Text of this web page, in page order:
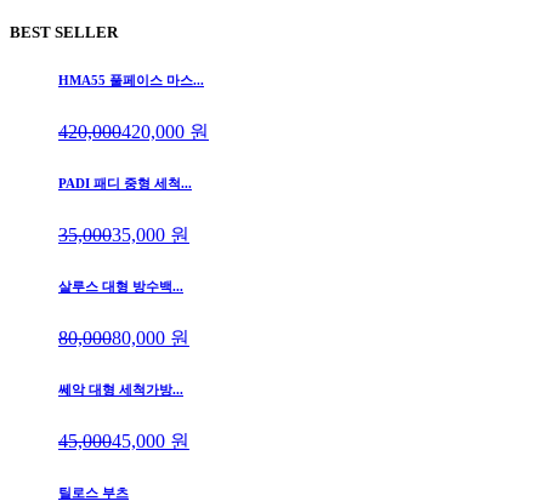
BEST SELLER
HMA55 풀페이스 마스...
420,000420,000 원
PADI 패디 중형 세척...
35,00035,000 원
살루스 대형 방수백...
80,00080,000 원
쎄악 대형 세척가방...
45,00045,000 원
틸로스 부츠